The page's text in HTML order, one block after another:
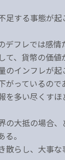
足する事態が
フレでは感情
、貨幣の価
のインフレが
っているので
多い尽くす
大抵の場合
。
散らし、大事